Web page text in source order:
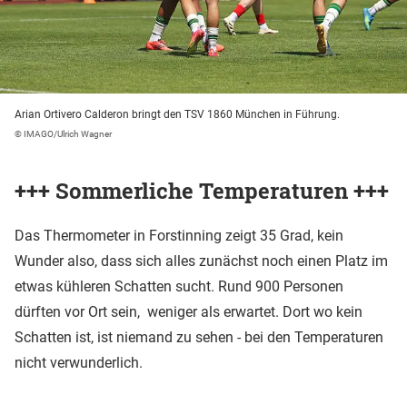
Arian Ortivero Calderon bringt den TSV 1860 München in Führung.
© IMAGO/Ulrich Wagner
+++ Sommerliche Temperaturen +++
Das Thermometer in Forstinning zeigt 35 Grad, kein
Wunder also, dass sich alles zunächst noch einen Platz im
etwas kühleren Schatten sucht. Rund 900 Personen
dürften vor Ort sein, weniger als erwartet. Dort wo kein
Schatten ist, ist niemand zu sehen - bei den Temperaturen
nicht verwunderlich.